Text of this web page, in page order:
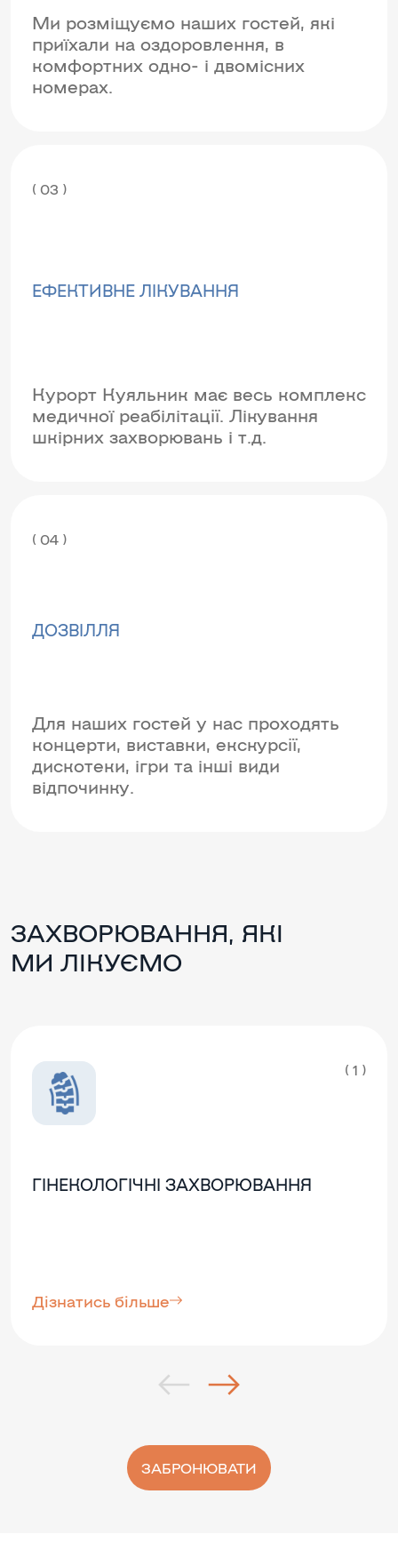
Ми розміщуємо наших гостей, які
приїхали на оздоровлення, в
комфортних одно- і двомісних
номерах.
( 03 )
EФЕКТИВНЕ ЛІКУВАННЯ
Курорт Куяльник має весь комплекс
медичної реабілітації. Лікування
шкірних захворювань і т.д.
( 04 )
ДОЗВІЛЛЯ
Для наших гостей у нас проходять
концерти, виставки, екскурсії,
дискотеки, ігри та інші види
відпочинку.
ЗАХВОРЮВАННЯ, ЯКІ
МИ ЛІКУЄМО
( 1 )
ГІНЕКОЛОГІЧНІ ЗАХВОРЮВАННЯ
Дізнатись більше
ЗАБРОНЮВАТИ